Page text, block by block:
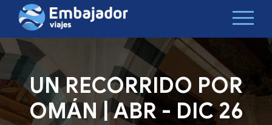
UN RECORRIDO POR
OMÁN | ABR - DIC 26